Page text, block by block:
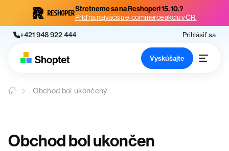
Stretneme sa na Reshoperi 15. 10.?
Príď na najväčšiu e-commerce akciu v ČR.
+421 948 922 444 Prihlásiť sa
Vyskúšajte
Obchod bol ukončený
Obchod bol ukončen